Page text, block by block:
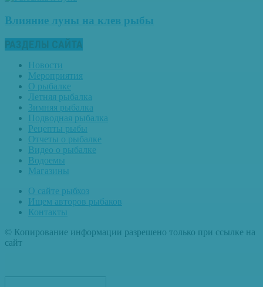
Влияние луны на клев рыбы
РАЗДЕЛЫ САЙТА
Новости
Мероприятия
О рыбалке
Летняя рыбалка
Зимняя рыбалка
Подводная рыбалка
Рецепты рыбы
Отчеты о рыбалке
Видео о рыбалке
Водоемы
Магазины
О сайте рыбхоз
Ищем авторов рыбаков
Контакты
© Копирование информации разрешено только при ссылке на
сайт